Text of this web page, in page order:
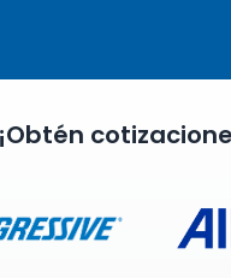
¡Obtén